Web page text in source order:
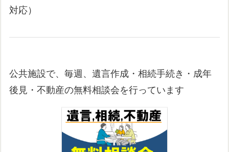
対応）
公共施設で、毎週、遺言作成・相続手続き・成年
後見・不動産の無料相談会を行っています